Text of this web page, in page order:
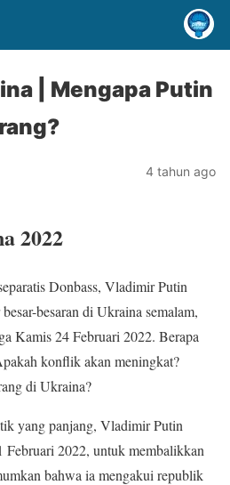
| Mengapa Putin
4 tahun ago
2022
Donbass, Vladimir Putin
besaran di Ukraina semalam,
Kamis 24 Februari 2022. Berapa
konflik akan meningkat?
di Ukraina?
yang panjang, Vladimir Putin
Februari 2022, untuk membalikkan
bahwa ia mengakui republik